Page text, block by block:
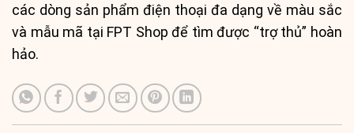
các dòng sản phẩm điện thoại đa dạng về màu sắc
và mẫu mã tại FPT Shop để tìm được “trợ thủ” hoàn
hảo.